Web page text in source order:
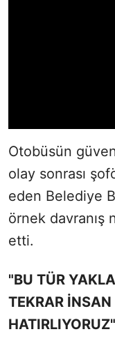
Otobüsün
olay sonrası
eden Belediye
örnek davranış
etti.
"BU TÜR
TEKRAR
HATIRLIYORUZ"